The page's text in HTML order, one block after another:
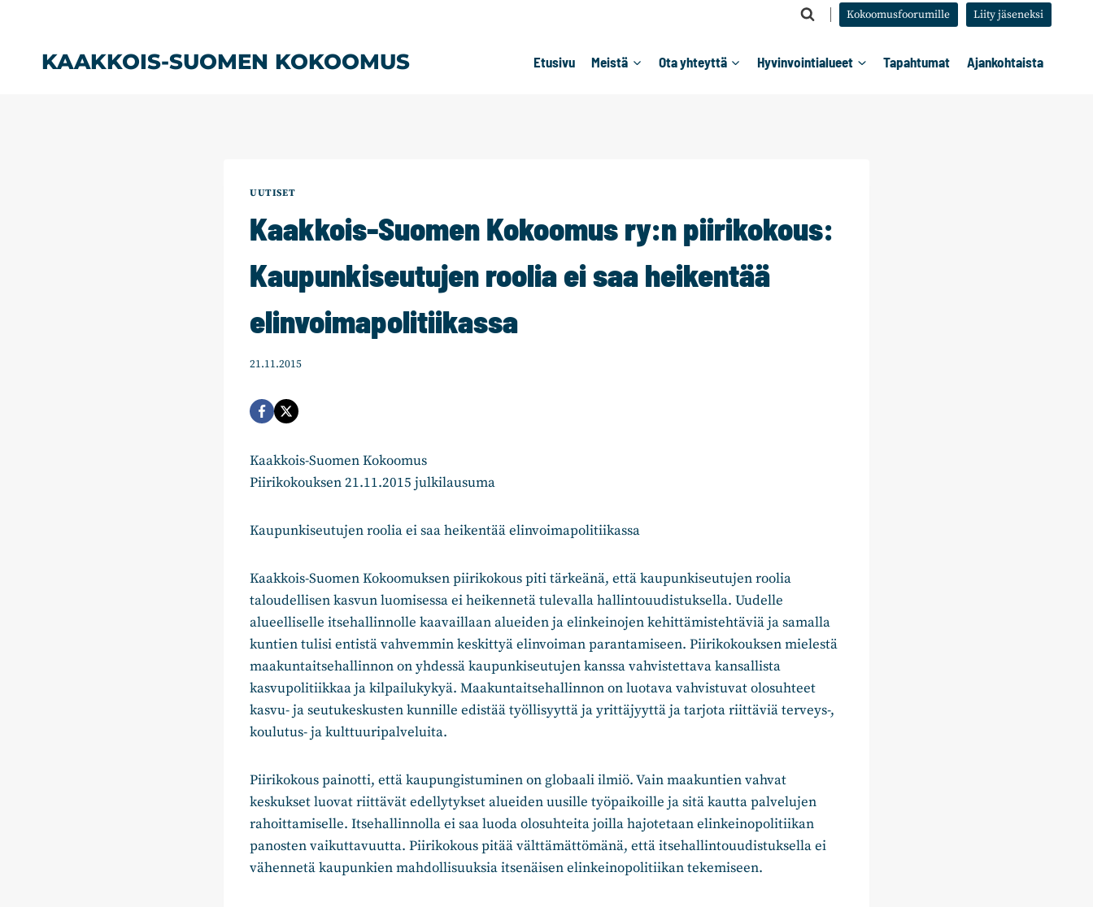
Kokoomusfoorumille Liity jäseneksi
KAAKKOIS-SUOMEN KOKOOMUS Etusivu Meistä Ota yhteyttä Hyvinvointialueet Tapahtumat Ajankohtaista
UUTISET
Kaakkois-Suomen Kokoomus ry:n piirikokous:
Kaupunkiseutujen roolia ei saa heikentää
elinvoimapolitiikassa
21.11.2015
Kaakkois-Suomen Kokoomus
Piirikokouksen 21.11.2015 julkilausuma
Kaupunkiseutujen roolia ei saa heikentää elinvoimapolitiikassa
Kaakkois-Suomen Kokoomuksen piirikokous piti tärkeänä, että kaupunkiseutujen roolia
taloudellisen kasvun luomisessa ei heikennetä tulevalla hallintouudistuksella. Uudelle
alueelliselle itsehallinnolle kaavaillaan alueiden ja elinkeinojen kehittämistehtäviä ja samalla
kuntien tulisi entistä vahvemmin keskittyä elinvoiman parantamiseen. Piirikokouksen mielestä
maakuntaitsehallinnon on yhdessä kaupunkiseutujen kanssa vahvistettava kansallista
kasvupolitiikkaa ja kilpailukykyä. Maakuntaitsehallinnon on luotava vahvistuvat olosuhteet
kasvu- ja seutukeskusten kunnille edistää työllisyyttä ja yrittäjyyttä ja tarjota riittäviä terveys-,
koulutus- ja kulttuuripalveluita.
Piirikokous painotti, että kaupungistuminen on globaali ilmiö. Vain maakuntien vahvat
keskukset luovat riittävät edellytykset alueiden uusille työpaikoille ja sitä kautta palvelujen
rahoittamiselle. Itsehallinnolla ei saa luoda olosuhteita joilla hajotetaan elinkeinopolitiikan
panosten vaikuttavuutta. Piirikokous pitää välttämättömänä, että itsehallintouudistuksella ei
vähennetä kaupunkien mahdollisuuksia itsenäisen elinkeinopolitiikan tekemiseen.